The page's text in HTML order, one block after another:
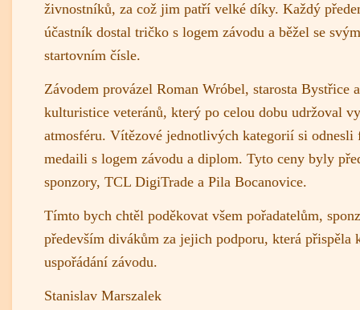
živnostníků, za což jim patří velké díky. Každý
účastník dostal tričko s logem závodu a běžel se
startovním čísle.
Závodem provázel Roman Wróbel, starosta Bystřice
kulturistice veteránů, který po celou dobu udržoval
atmosféru. Vítězové jednotlivých kategorií si odnesli
medaili s logem závodu a diplom. Tyto ceny byly
sponzory, TCL DigiTrade a Pila Bocanovice.
Tímto bych chtěl poděkovat všem pořadatelům,
především divákům za jejich podporu, která přispěla
uspořádání závodu.
Stanislav Marszalek